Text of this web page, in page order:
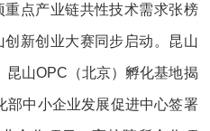
点产业链共性技术需求张榜
创新创业大赛同步启动。昆山
昆山OPC（北京）孵化基地揭
部中小企业发展促进中心签署